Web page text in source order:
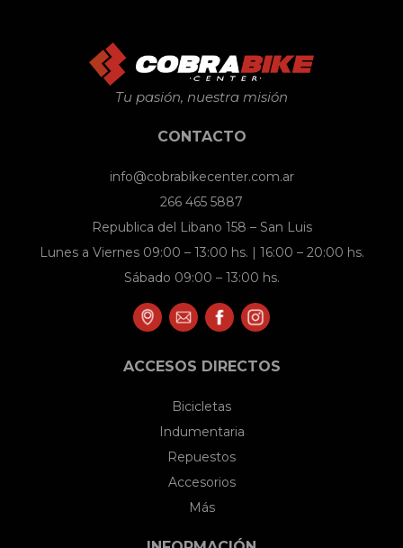
Tu pasión, nuestra misión
CONTACTO
info@cobrabikecenter.com.ar
266 465 5887
Republica del Libano 158 – San Luis
Lunes a Viernes 09:00 – 13:00 hs. | 16:00 – 20:00 hs.
Sábado 09:00 – 13:00 hs.
ACCESOS DIRECTOS
Bicicletas
Indumentaria
Repuestos
Accesorios
Más